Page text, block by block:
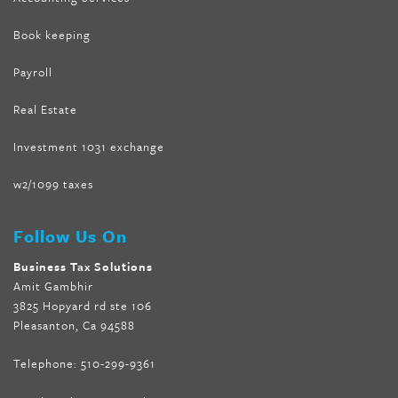
Book keeping
Payroll
Real Estate
Investment 1031 exchange
w2/1099 taxes
Follow Us On
Business Tax Solutions
Amit Gambhir
3825 Hopyard rd ste 106
Pleasanton, Ca 94588
Telephone: 510-299-9361